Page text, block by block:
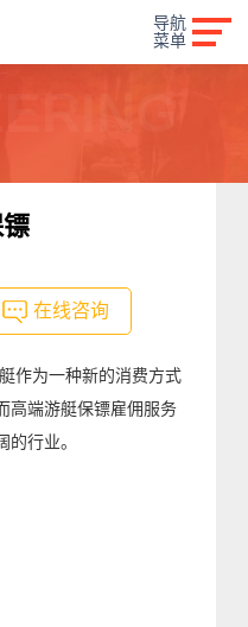
导航
菜单
在线咨询
作为一种新的消费方式
高端游艇保镖雇佣服务
行业。